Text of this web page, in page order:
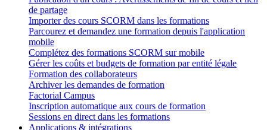
de partage
Importer des cours SCORM dans les formations
Parcourez et demandez une formation depuis l'application
mobile
Complétez des formations SCORM sur mobile
Gérer les coûts et budgets de formation par entité légale
Formation des collaborateurs
Archiver les demandes de formation
Factorial Campus
Inscription automatique aux cours de formation
Sessions en direct dans les formations
Applications & intégrations